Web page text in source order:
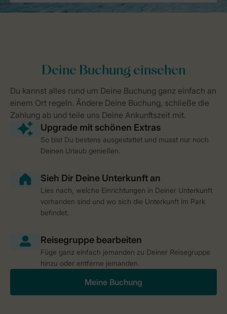
So bist Du bestens ausgestattet und musst nur noch
Deinen Urlaub genießen.
Lies nach, welche Einrichtungen in Deiner Unterkunft
vorhanden sind und wo sich die Unterkunft im Park
befindet.
Füge ganz einfach jemanden zu Deiner Reisegruppe
hinzu oder entferne jemanden.
Meine Buchung